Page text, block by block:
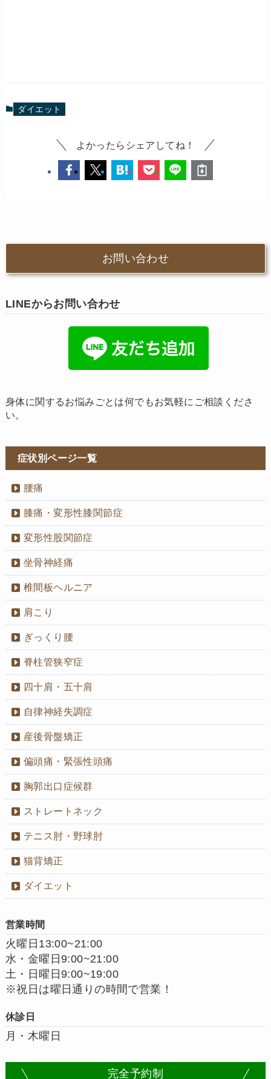
ダイエット
よかったらシェアしてね！
お問い合わせ
LINEからお問い合わせ
身体に関するお悩みごとは何でもお気軽にご相談くださ
い。
症状別ページ一覧
腰痛
膝痛・変形性膝関節症
変形性股関節症
坐骨神経痛
椎間板ヘルニア
肩こり
ぎっくり腰
脊柱管狭窄症
四十肩・五十肩
自律神経失調症
産後骨盤矯正
偏頭痛・緊張性頭痛
胸郭出口症候群
ストレートネック
テニス肘・野球肘
猫背矯正
ダイエット
営業時間
火曜日13:00~21:00
水・金曜日9:00~21:00
土・日曜日9:00~19:00
※祝日は曜日通りの時間で営業！
休診日
月・木曜日
完全予約制